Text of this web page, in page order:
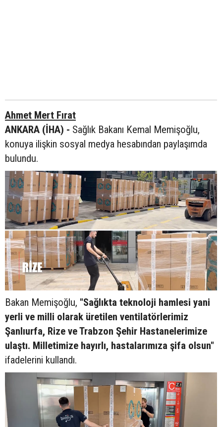
Ahmet Mert Fırat
ANKARA (İHA) - Sağlık Bakanı Kemal Memişoğlu,
konuya ilişkin sosyal medya hesabından paylaşımda
bulundu.
Bakan Memişoğlu, "Sağlıkta teknoloji hamlesi yani
yerli ve milli olarak üretilen ventilatörlerimiz
Şanlıurfa, Rize ve Trabzon Şehir Hastanelerimize
ulaştı. Milletimize hayırlı, hastalarımıza şifa olsun"
ifadelerini kullandı.